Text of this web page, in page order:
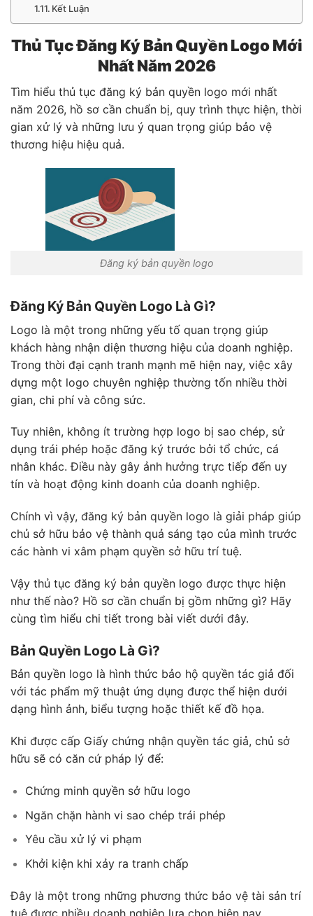
Kết Luận
Thủ Tục Đăng Ký Bản Quyền Logo Mới
Nhất Năm 2026
Tìm hiểu thủ tục đăng ký bản quyền logo mới nhất
năm 2026, hồ sơ cần chuẩn bị, quy trình thực hiện, thời
gian xử lý và những lưu ý quan trọng giúp bảo vệ
thương hiệu hiệu quả.
Đăng ký bản quyền logo
Đăng Ký Bản Quyền Logo Là Gì?
Logo là một trong những yếu tố quan trọng giúp
khách hàng nhận diện thương hiệu của doanh nghiệp.
Trong thời đại cạnh tranh mạnh mẽ hiện nay, việc xây
dựng một logo chuyên nghiệp thường tốn nhiều thời
gian, chi phí và công sức.
Tuy nhiên, không ít trường hợp logo bị sao chép, sử
dụng trái phép hoặc đăng ký trước bởi tổ chức, cá
nhân khác. Điều này gây ảnh hưởng trực tiếp đến uy
tín và hoạt động kinh doanh của doanh nghiệp.
Chính vì vậy, đăng ký bản quyền logo là giải pháp giúp
chủ sở hữu bảo vệ thành quả sáng tạo của mình trước
các hành vi xâm phạm quyền sở hữu trí tuệ.
Vậy thủ tục đăng ký bản quyền logo được thực hiện
như thế nào? Hồ sơ cần chuẩn bị gồm những gì? Hãy
cùng tìm hiểu chi tiết trong bài viết dưới đây.
Bản Quyền Logo Là Gì?
Bản quyền logo là hình thức bảo hộ quyền tác giả đối
với tác phẩm mỹ thuật ứng dụng được thể hiện dưới
dạng hình ảnh, biểu tượng hoặc thiết kế đồ họa.
Khi được cấp Giấy chứng nhận quyền tác giả, chủ sở
hữu sẽ có căn cứ pháp lý để:
Chứng minh quyền sở hữu logo
Ngăn chặn hành vi sao chép trái phép
Yêu cầu xử lý vi phạm
Khởi kiện khi xảy ra tranh chấp
Đây là một trong những phương thức bảo vệ tài sản trí
tuệ được nhiều doanh nghiệp lựa chọn hiện nay.